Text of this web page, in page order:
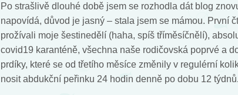
Po strašlivě dlouhé době jsem se rozhodla dát blog
napovídá, důvod je jasný – stala jsem se mámou. První
prožívali moje šestinedělí (haha, spíš tříměsíčnělí),
covid19 karanténě, všechna naše rodičovská poprvé a
prdíky, které se od třetího měsíce změnily v regulérní
nosit abdukční peřinku 24 hodin denně po dobu 12 týdnů.